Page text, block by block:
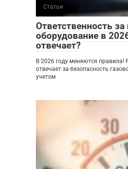
Статьи
Ответственность за
оборудование в
отвечает?
В 2026 году меняются правила!
отвечает за безопасность
учетом